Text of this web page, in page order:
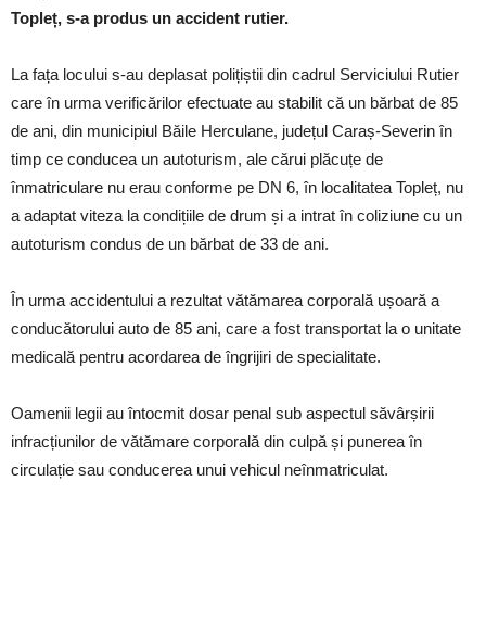
Topleț, s-a produs un accident rutier.
La fața locului s-au deplasat polițiștii din cadrul Serviciului Rutier
care în urma verificărilor efectuate au stabilit că un bărbat de 85
de ani, din municipiul Băile Herculane, județul Caraș-Severin în
timp ce conducea un autoturism, ale cărui plăcuțe de
înmatriculare nu erau conforme pe DN 6, în localitatea Topleț, nu
a adaptat viteza la condițiile de drum și a intrat în coliziune cu un
autoturism condus de un bărbat de 33 de ani.
În urma accidentului a rezultat vătămarea corporală ușoară a
conducătorului auto de 85 ani, care a fost transportat la o unitate
medicală pentru acordarea de îngrijiri de specialitate.
Oamenii legii au întocmit dosar penal sub aspectul săvârșirii
infracțiunilor de vătămare corporală din culpă și punerea în
circulație sau conducerea unui vehicul neînmatriculat.